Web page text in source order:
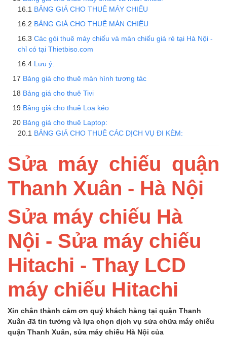
BẢNG GIÁ CHO THUÊ MÁY CHIẾU
BẢNG GIÁ CHO THUÊ MÀN CHIẾU
Các gói thuê máy chiếu và màn chiếu giá rẻ tại Hà Nội -
chỉ có tại Thietbiso.com
Lưu ý:
Bảng giá cho thuê màn hình tương tác
Bảng giá cho thuê Tivi
Bảng giá cho thuê Loa kéo
Bảng giá cho thuê Laptop:
BẢNG GIÁ CHO THUÊ CÁC DỊCH VỤ ĐI KÈM:
Sửa máy chiếu quận
Thanh Xuân - Hà Nội
Sửa máy chiếu Hà
Nội - Sửa máy chiếu
Hitachi - Thay LCD
máy chiếu Hitachi
Xin chân thành cảm ơn quý khách hàng tại quận Thanh
Xuân đã tin tưởng và lựa chọn dịch vụ sửa chữa máy chiếu
quận Thanh Xuân, sửa máy chiếu Hà Nội của